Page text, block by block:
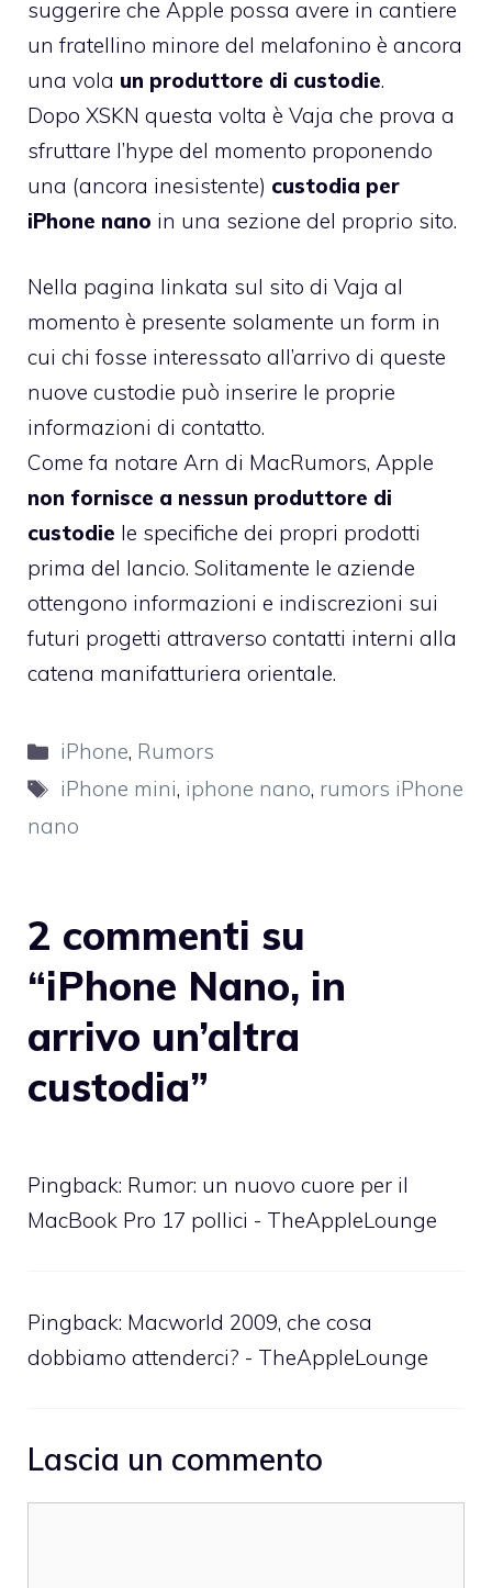
suggerire che Apple possa avere in cantiere
un fratellino minore del melafonino è ancora
una vola un produttore di custodie.
Dopo XSKN questa volta è Vaja che prova a
sfruttare l’hype del momento proponendo
una (ancora inesistente) custodia per
iPhone nano in una sezione del proprio sito.
Nella pagina linkata sul sito di Vaja al
momento è presente solamente un form in
cui chi fosse interessato all’arrivo di queste
nuove custodie può inserire le proprie
informazioni di contatto.
Come fa notare Arn di MacRumors, Apple
non fornisce a nessun produttore di
custodie le specifiche dei propri prodotti
prima del lancio. Solitamente le aziende
ottengono informazioni e indiscrezioni sui
futuri progetti attraverso contatti interni alla
catena manifatturiera orientale.
Categorie
iPhone, Rumors
Tag
iPhone mini, iphone nano, rumors iPhone
nano
2 commenti su
“iPhone Nano, in
arrivo un’altra
custodia”
Pingback: Rumor: un nuovo cuore per il
MacBook Pro 17 pollici - TheAppleLounge
Pingback: Macworld 2009, che cosa
dobbiamo attenderci? - TheAppleLounge
Lascia un commento